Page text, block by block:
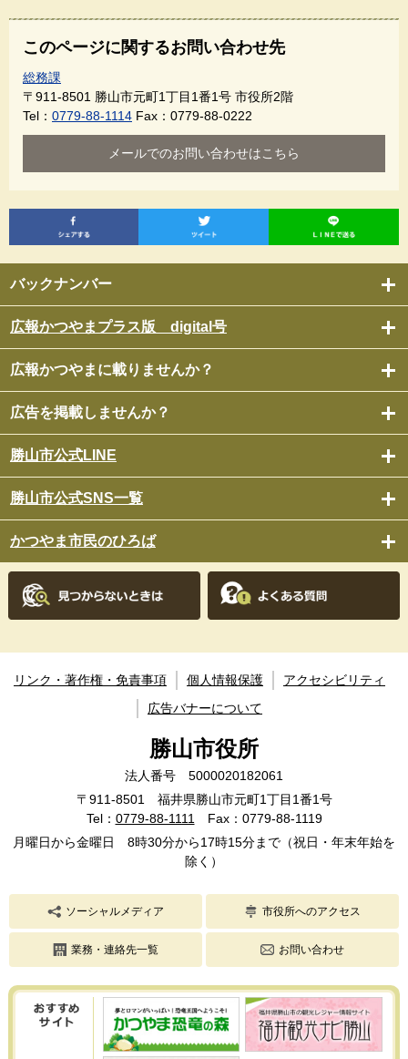
バックナンバー
広報かつやまプラス版 digital号
広報かつやまに載りませんか？
広告を掲載しませんか？
勝山市公式LINE
勝山市公式SNS一覧
かつやま市民のひろば
このページに関するお問い合わせ先
総務課
〒911-8501 勝山市元町1丁目1番1号 市役所2階
Tel： 0779-88-1114 Fax：0779-88-0222
メールでのお問い合わせはこちら
リンク・著作権・免責事項 個人情報保護
アクセシビリティ
広告バナーについて
勝山市役所
法人番号 5000020182061
〒911-8501 福井県勝山市元町1丁目1番1号
Tel： 0779-88-1111
Fax：0779-88-1119
月曜日から金曜日 8時30分から17時15分まで（祝日・年末年始を
除く）
ソーシャルメディア 市役所へのアクセス
業務・連絡先一覧 お問い合わせ